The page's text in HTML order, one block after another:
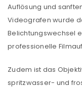
ANMELDEN
Benutzername
Auflösung und
Videografen wurde
Belichtungswechsel
professionelle
Zudem ist das
spritzwasser- und